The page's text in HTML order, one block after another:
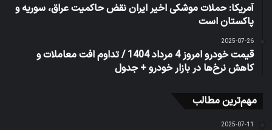
آمریکا: حملات موشکی اخیر ایران نقض حاکمیت عراق، سوریه و
پاکستان است
2025-07-26
قیمت خودرو امروز 4 مرداد 1404 / تداوم افت معاملات و
کاهش نرخ‌ها در بازار خودرو + جدول
مهم‌ترین مطالب
2025-07-11